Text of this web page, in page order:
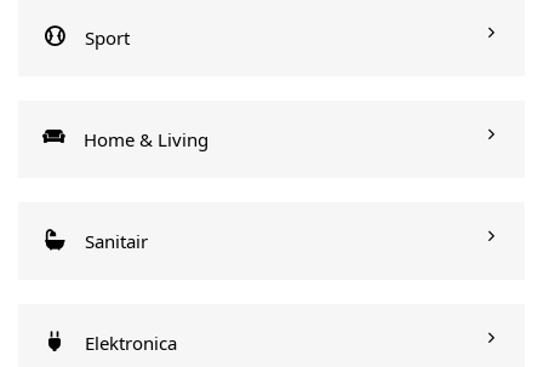
Sport
Home & Living
Sanitair
Elektronica